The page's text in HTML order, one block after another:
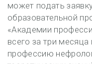
может подать
образовательной
«Академии
всего за три
профессию